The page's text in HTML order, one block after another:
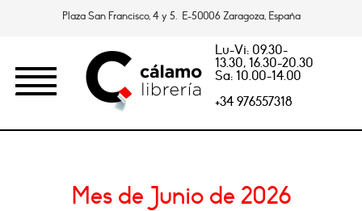
Plaza San Francisco, 4 y 5. E-50006 Zaragoza, España
Lu-Vi: 09.30-
13.30, 16.30-20.30
Sa: 10.00-14.00
+34 976557318
Mes de Junio de 2026